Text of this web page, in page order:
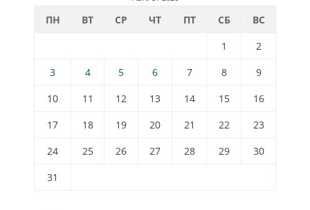
ПН ВТ СР ЧТ ПТ СБ
ВС
1
2
3
4 5 6 7 8
9
10
11 12 13 14 15
16
17
18 19 20 21 22
23
24
25 26 27 28 29
30
31